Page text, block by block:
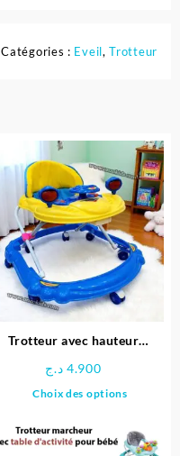
Catégories : Eveil,Trotteur
Trotteur avec hauteur
4.900 د.ج
Choix des options
a